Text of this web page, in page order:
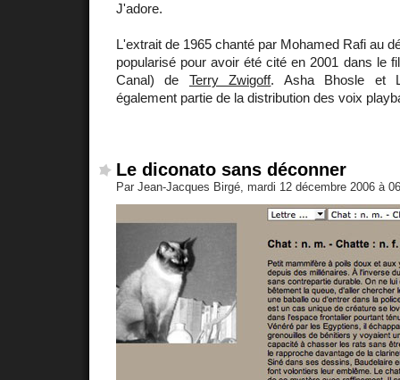
J'adore.
L'extrait de 1965 chanté par Mohamed Rafi au
popularisé pour avoir été cité en 2001 dans le
Canal) de Terry Zwigoff. Asha Bhosle et
également partie de la distribution des voix
Le diconato sans déconner
Par Jean-Jacques Birgé, mardi 12 décembre 2006 à